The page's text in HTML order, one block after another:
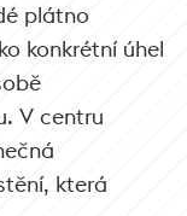
plátno
konkrétní úhel
V centru
která